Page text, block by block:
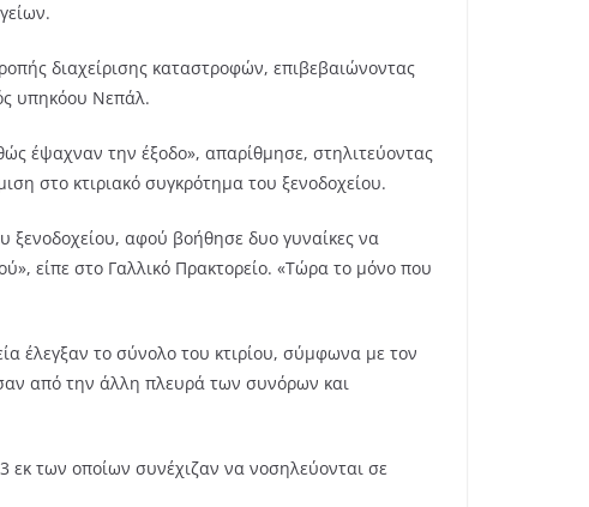
διαχείρισης καταστροφών, επιβεβαιώνοντας
υπηκόου Νεπάλ.
έψαχναν την έξοδο», απαρίθμησε, στηλιτεύοντας
στο κτιριακό συγκρότημα του ξενοδοχείου.
ξενοδοχείου, αφού βοήθησε δυο γυναίκες να
είπε στο Γαλλικό Πρακτορείο. «Τώρα το μόνο που
έλεγξαν το σύνολο του κτιρίου, σύμφωνα με τον
από την άλλη πλευρά των συνόρων και
εκ των οποίων συνέχιζαν να νοσηλεύονται σε